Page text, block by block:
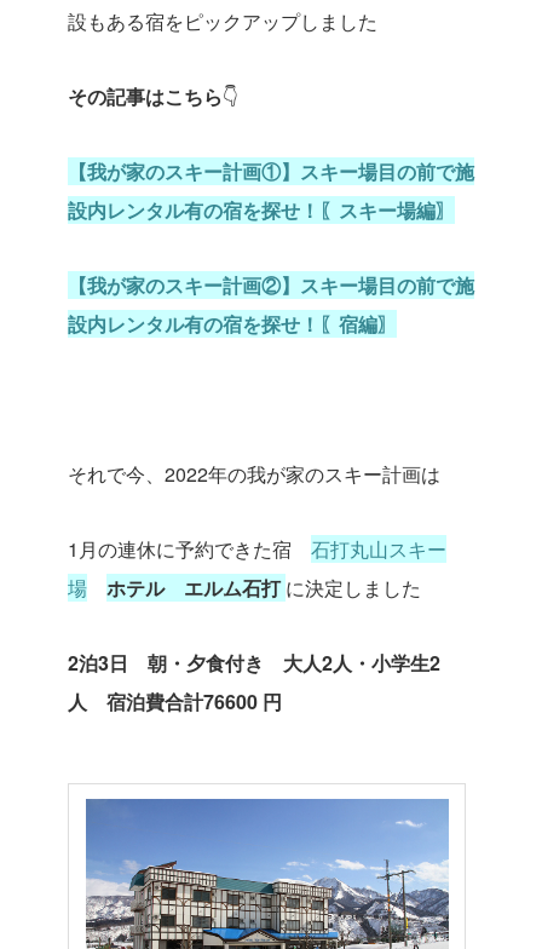
設もある宿をピックアップしました
その記事はこちら👇
【我が家のスキー計画①】スキー場目の前で施
設内レンタル有の宿を探せ！〖スキー場編〗
【我が家のスキー計画②】スキー場目の前で施
設内レンタル有の宿を探せ！〖宿編〗
それで今、2022年の我が家のスキー計画は
1月の連休に予約できた宿 石打丸山スキー
場
ホテル エルム石打 に決定しました
2泊3日 朝・夕食付き 大人2人・小学生2
人 宿泊費合計76600 円